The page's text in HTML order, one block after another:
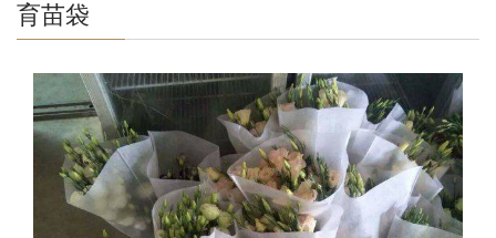
育苗袋